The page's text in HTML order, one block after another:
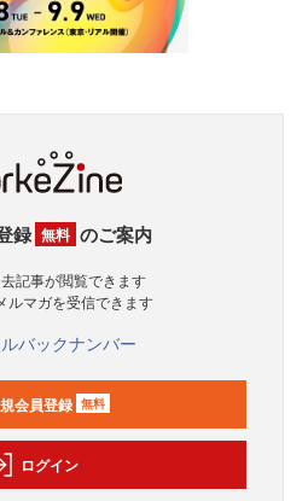
録 無料 のご案内
去記事が閲覧できます
ルマガを受信できます
ルバックナンバー
会員登録 無料
ログイン